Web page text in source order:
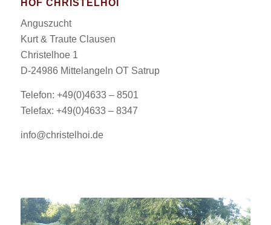
HOF CHRISTELHOI
Anguszucht
Kurt & Traute Clausen
Christelhoe 1
D-24986 Mittelangeln OT Satrup
Telefon: +49(0)4633 – 8501
Telefax: +49(0)4633 – 8347
info@christelhoi.de